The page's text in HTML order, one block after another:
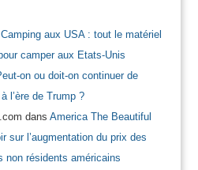
Camping aux USA : tout le matériel
camper aux Etats-Unis
on ou doit-on continuer de
l’ère de Trump ?
dans America The Beautiful
sur l’augmentation du prix des
non résidents américains